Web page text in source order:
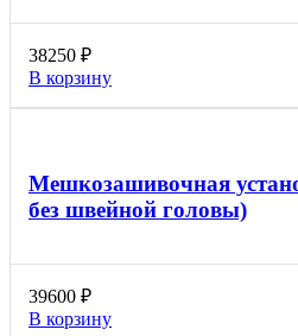
38250 ₽
В корзину
Мешкозашивочная
без швейной головы)
39600 ₽
В корзину